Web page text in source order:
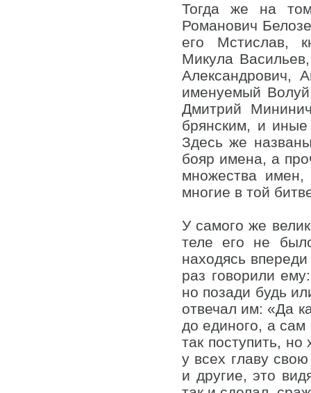
Тогда же на
Романович
его Мстислав,
Микула
Александрович,
именуемый
Дмитрий
брянским, и
Здесь же
бояр имена, а
множества
многие в той
У самого же
теле его не
находясь
раз говорили
но позади будь
отвечал им: «Да
до единого, а сам
так поступить,
у всех главу
и другие, это